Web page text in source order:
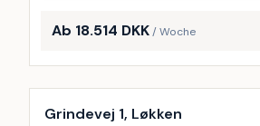
Ab 18.514 DKK/ Woche
Inkl. Endreinigung
Grindevej 1, Løkken